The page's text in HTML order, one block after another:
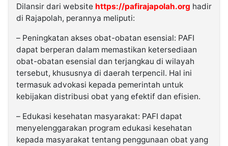
Dilansir dari website https://pafirajapolah.org hadir
di Rajapolah, perannya meliputi:
– Peningkatan akses obat-obatan esensial: PAFI
dapat berperan dalam memastikan ketersediaan
obat-obatan esensial dan terjangkau di wilayah
tersebut, khususnya di daerah terpencil. Hal ini
termasuk advokasi kepada pemerintah untuk
kebijakan distribusi obat yang efektif dan efisien.
– Edukasi kesehatan masyarakat: PAFI dapat
menyelenggarakan program edukasi kesehatan
kepada masyarakat tentang penggunaan obat yang